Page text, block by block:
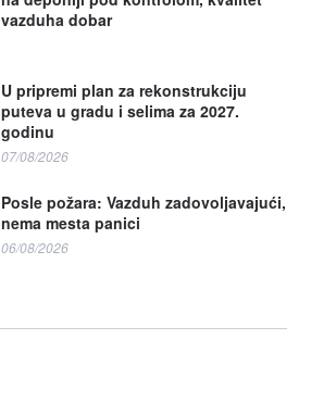
vazduha dobar
U pripremi plan za rekonstrukciju
puteva u gradu i selima za 2027.
godinu
07/08/2026
Posle požara: Vazduh zadovoljavajući,
nema mesta panici
06/08/2026